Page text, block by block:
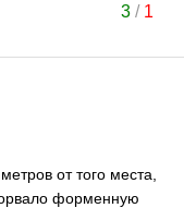
3/ 1
от того места,
форменную